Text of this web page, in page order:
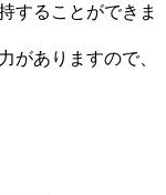
することができま
がありますので、